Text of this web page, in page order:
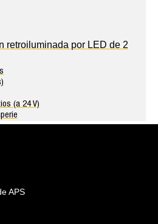
retroiluminada por LED de 2
(a 24 V)
APS